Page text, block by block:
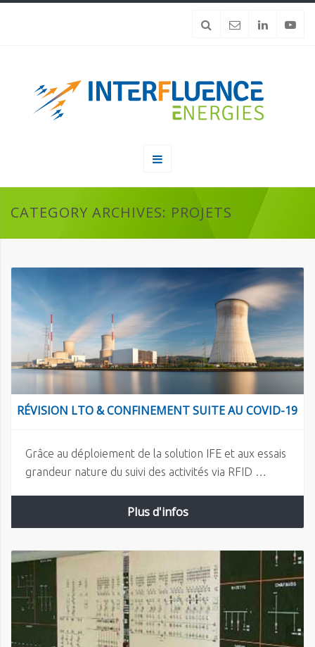
CATEGORY ARCHIVES: PROJETS
RÉVISION LTO & CONFINEMENT SUITE AU COVID-19
Grâce au déploiement de la solution IFE et aux essais
grandeur nature du suivi des activités via RFID …
Plus d'infos